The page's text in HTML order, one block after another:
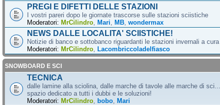
PREGI E DIFETTI DELLE STAZIONI
I vostri pareri dopo le giornate trascorse sulle stazioni sciistiche
Moderatori: MrCilindro Mari MB wondermax
NEWS DALLE LOCALITA' SCIISTICHE!
Notizie di banco e sottobanco riguardanti le stazioni invernali a
Moderatori: MrCilindro Lacombriccoladelfiasco
SNOWBOARD E SCI
TECNICA
dalle lamine alla sciolina, dalle marche di tavole alle marche di
spazio dedicato a tutti i dubbi e le soluzioni!
Moderatori: MrCilindro bobo Mari